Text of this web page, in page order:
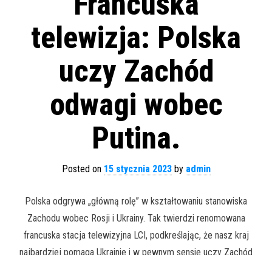
telewizja: Polska
uczy Zachód
odwagi wobec
Putina.
Posted on 15 stycznia 2023by admin
Polska odgrywa „główną rolę” w kształtowaniu stanowiska
Zachodu wobec Rosji i Ukrainy. Tak twierdzi renomowana
francuska stacja telewizyjna LCI, podkreślając, że nasz kraj
najbardziej pomaga Ukrainie i w pewnym sensie uczy Zachód